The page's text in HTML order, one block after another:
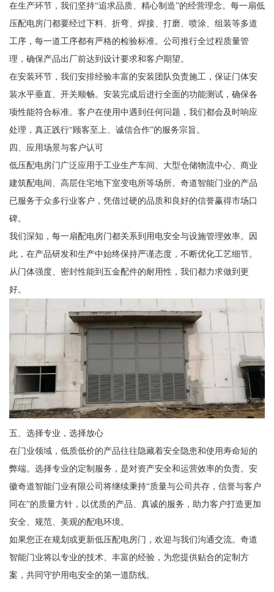
在生产环节，我们坚持“追求品质、精心制造”的经营理念。每一扇低
压配电房门都要经过下料、折弯、焊接、打磨、喷涂、组装等多道
工序，每一道工序都有严格的检验标准。公司推行全过程质量管
理，确保产品出厂前达到设计要求和客户期望。
在安装环节，我们安排经验丰富的安装团队负责施工，保证门体安
装水平垂直、开关顺畅。安装完成后进行全面的功能测试，确保各
项性能符合标准。客户在使用中遇到任何问题，我们都会及时响应
处理，真正践行“顾客至上、诚信合作”的服务宗旨。
四、应用场景与客户认可
低压配电房门广泛应用于工业生产车间、大型仓储物流中心、商业
建筑配电间、高层住宅地下室变电所等场所。奇道智能门业的产品
已服务于众多行业客户，凭借过硬的品质和良好的信誉赢得市场口
碑。
我们深知，每一扇配电房门都关系到用电安全与设施管理效率。因
此，在产品研发和生产中始终保持严谨态度，不断优化工艺细节。
从门体强度、密封性能到五金配件的耐用性，我们都力求做到更
好。
五、选择专业，选择放心
在门业领域，低质低价的产品往往隐藏着安全隐患和使用寿命短的
弊端。选择专业的定制服务，是对资产安全和运营效率的负责。安
徽奇道智能门业有限公司将继续秉持“质量与公司共存，信誉与客户
同在”的质量方针，以优质的产品、真诚的服务，助力客户打造更加
安全、规范、美观的配电环境。
如果您正在规划或更新低压配电房门，欢迎与我们沟通交流。奇道
智能门业将以专业的技术、丰富的经验，为您提供贴合的定制方
案，共同守护用电安全的第一道防线。